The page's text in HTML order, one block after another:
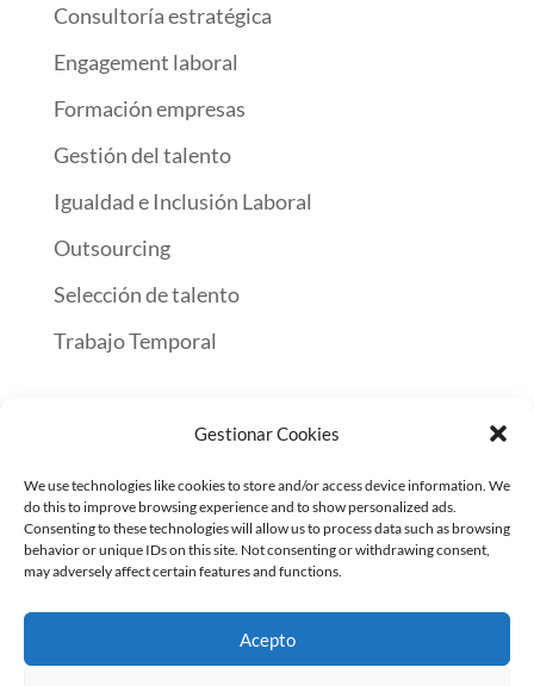
Gestionar Cookies
We use technologies like cookies to store and/or access device information. We
do this to improve browsing experience and to show personalized ads.
Consenting to these technologies will allow us to process data such as browsing
behavior or unique IDs on this site. Not consenting or withdrawing consent,
may adversely affect certain features and functions.
Acepto
Consultoría estratégica
Engagement laboral
Formación empresas
Gestión del talento
Igualdad e Inclusión Laboral
Outsourcing
Selección de talento
Trabajo Temporal
Contacto
© INTERIM GROUP | ETT · OUTSOURCING · SELECCIÓN
· FORMACIÓN | Todos los derechos reservados
Política de privacidad